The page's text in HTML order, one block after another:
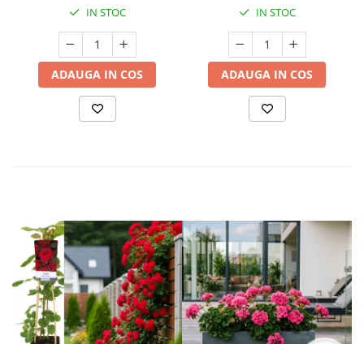
IN STOC
ADAUGA IN COS
IN STOC
ADAUGA IN COS